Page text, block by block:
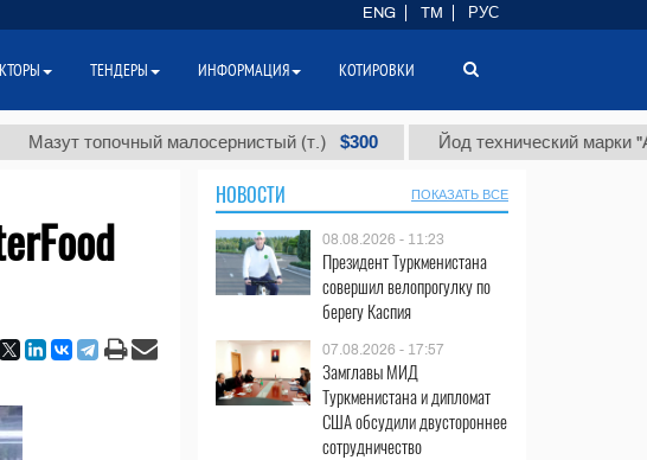
топочный малосернистый (т.) $300 Йод технический марки "А" (т.)
НОВОСТИ ПОКАЗАТЬ ВСЕ
08.08.2026 - 11:23
Президент Туркменистана
совершил велопрогулку по
берегу Каспия
07.08.2026 - 17:57
Замглавы МИД
Туркменистана и дипломат
США обсудили двустороннее
сотрудничество
ENG TM РУС
ТЕНДЕРЫ ИНФОРМАЦИЯ КОТИРОВКИ